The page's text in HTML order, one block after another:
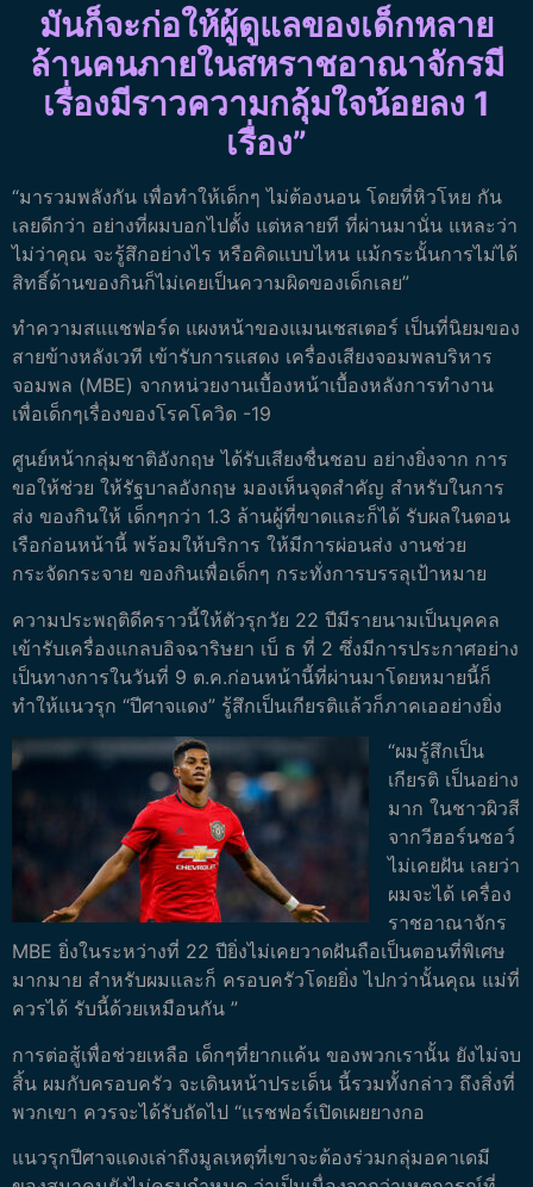
มันก็จะก่อให้ผู้ดูแลของเด็กหลาย
ล้านคนภายในสหราชอาณาจักรมี
เรื่องมีราวความกลุ้มใจน้อยลง 1
เรื่อง”
“มารวมพลังกัน เพื่อทำให้เด็กๆ ไม่ต้องนอน โดยที่หิวโหย กัน
เลยดีกว่า อย่างที่ผมบอกไปตั้ง แต่หลายที ที่ผ่านมานั่น แหละว่า
ไม่ว่าคุณ จะรู้สึกอย่างไร หรือคิดแบบไหน แม้กระนั้นการไม่ได้
สิทธิ์ด้านของกินก็ไม่เคยเป็นความผิดของเด็กเลย”
ทำความสแแชฟอร์ด แผงหน้าของแมนเชสเตอร์ เป็นที่นิยมของ
สายข้างหลังเวที เข้ารับการแสดง เครื่องเสียงจอมพลบริหาร
จอมพล (MBE) จากหน่วยงานเบื้องหน้าเบื้องหลังการทำงาน
เพื่อเด็กๆเรื่องของโรคโควิด -19
ศูนย์หน้ากลุ่มชาติอังกฤษ ได้รับเสียงชื่นชอบ อย่างยิ่งจาก การ
ขอให้ช่วย ให้รัฐบาลอังกฤษ มองเห็นจุดสำคัญ สำหรับในการ
ส่ง ของกินให้ เด็กๆกว่า 1.3 ล้านผู้ที่ขาดและก็ได้ รับผลในตอน
เรือก่อนหน้านี้ พร้อมให้บริการ ให้มีการผ่อนส่ง งานช่วย
กระจัดกระจาย ของกินเพื่อเด็กๆ กระทั่งการบรรลุเป้าหมาย
ความประพฤติดีคราวนี้ให้ตัวรุกวัย 22 ปีมีรายนามเป็นบุคคล
เข้ารับเครื่องแกลบอิจฉาริษยา เบ็ ธ ที่ 2 ซึ่งมีการประกาศอย่าง
เป็นทางการในวันที่ 9 ต.ค.ก่อนหน้านี้ที่ผ่านมาโดยหมายนี้ก็
ทำให้แนวรุก “ปีศาจแดง” รู้สึกเป็นเกียรติแล้วก็ภาคเออย่างยิ่ง
“ผมรู้สึกเป็น
เกียรติ เป็นอย่าง
มาก ในชาวผิวสี
จากวีฮอร์นชอว์
ไม่เคยฝัน เลยว่า
ผมจะได้ เครื่อง
ราชอาณาจักร
MBE ยิ่งในระหว่างที่ 22 ปียิ่งไม่เคยวาดฝันถือเป็นตอนที่พิเศษ
มากมาย สำหรับผมและก็ ครอบครัวโดยยิ่ง ไปกว่านั้นคุณ แม่ที่
ควรได้ รับนี้ด้วยเหมือนกัน ”
การต่อสู้เพื่อช่วยเหลือ เด็กๆที่ยากแค้น ของพวกเรานั้น ยังไม่จบ
สิ้น ผมกับครอบครัว จะเดินหน้าประเด็น นี้รวมทั้งกล่าว ถึงสิ่งที่
พวกเขา ควรจะได้รับถัดไป “แรชฟอร์เปิดเผยยางกอ
แนวรุกปีศาจแดงเล่าถึงมูลเหตุที่เขาจะต้องร่วมกลุ่มอคาเดมี